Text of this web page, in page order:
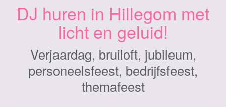
DJ huren in Hillegom met
licht en geluid!
Verjaardag, bruiloft, jubileum,
personeelsfeest, bedrijfsfeest,
themafeest